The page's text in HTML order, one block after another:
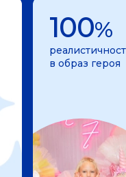
100%
в образ героя